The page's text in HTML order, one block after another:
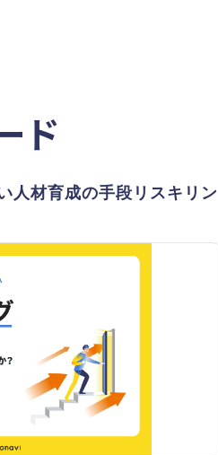
ド
人材育成の手段リスキリン